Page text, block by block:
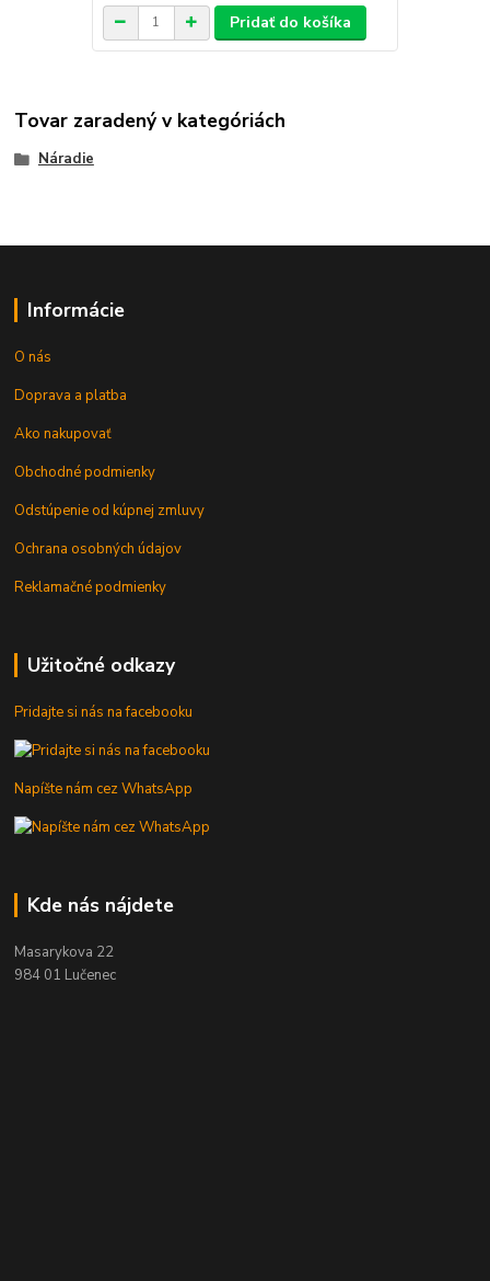
Pridať do košíka
Tovar zaradený v kategóriách
Náradie
Informácie
O nás
Doprava a platba
Ako nakupovať
Obchodné podmienky
Odstúpenie od kúpnej zmluvy
Ochrana osobných údajov
Reklamačné podmienky
Užitočné odkazy
Pridajte si nás na facebooku
Napíšte nám cez WhatsApp
Kde nás nájdete
Masarykova 22
984 01 Lučenec